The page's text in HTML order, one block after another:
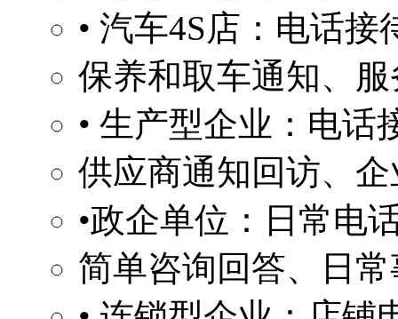
• 汽车4S店：电话接
保养和取车通知、
• 生产型企业：电话
供应商通知回访、
•政企单位：日常电
简单咨询回答、日